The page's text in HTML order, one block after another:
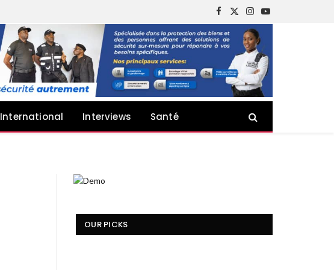
Facebook
X
(Twitter)
Instagram
YouTube
International Interviews Santé
OUR PICKS